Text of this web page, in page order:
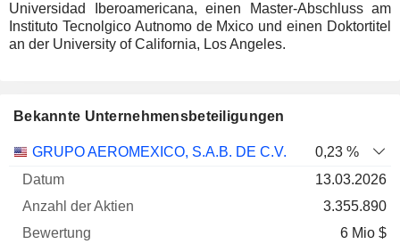
Universidad Iberoamericana, einen Master-Abschluss am
Instituto Tecnolgico Autnomo de Mxico und einen Doktortitel
an der University of California, Los Angeles.
Bekannte Unternehmensbeteiligungen
Unternehmen
Anzahl
Bewertung
GRUPO AEROMEXICO, S.A.B. DE C.V.
0,23 %
13.03.2026
3.355.890
6 Mio $